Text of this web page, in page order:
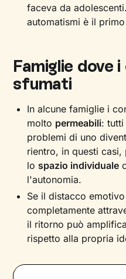
faceva da
automatismi è il
Famiglie dove
sfumati
In alcune famiglie i
molto permeabili:
problemi di uno
rientro, in questi casi,
lo spazio individuale
l'autonomia.
Se il distacco
completamente
il ritorno può
rispetto alla propria